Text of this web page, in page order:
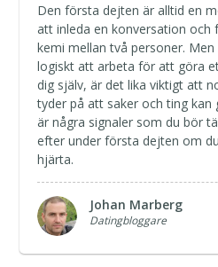
Den första dejten är alltid en
att inleda en konversation och
kemi mellan två personer.
logiskt att arbeta för att göra
dig själv, är det lika viktigt att
tyder på att saker och ting kan
är några signaler som du bör
efter under första dejten om
hjärta.
Johan Marberg
Datingbloggare